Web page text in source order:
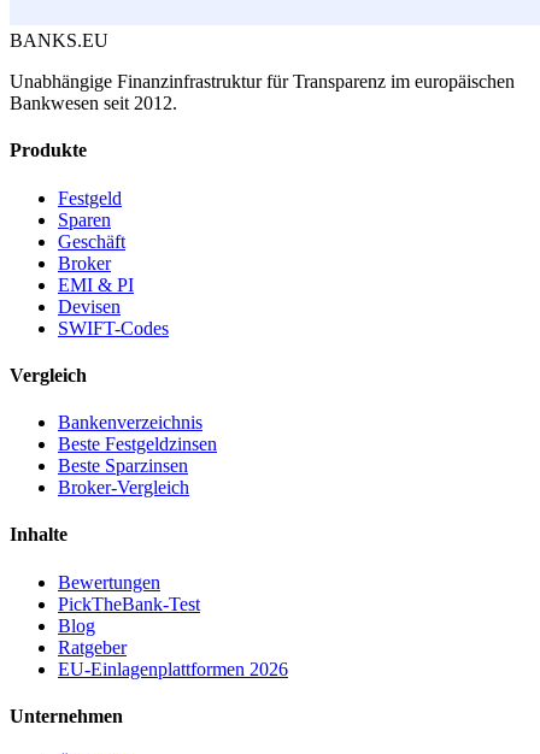
BANKS.EU
Unabhängige Finanzinfrastruktur für Transparenz im europäischen
Bankwesen seit 2012.
Produkte
Festgeld
Sparen
Geschäft
Broker
EMI & PI
Devisen
SWIFT-Codes
Vergleich
Bankenverzeichnis
Beste Festgeldzinsen
Beste Sparzinsen
Broker-Vergleich
Inhalte
Bewertungen
PickTheBank-Test
Blog
Ratgeber
EU-Einlagenplattformen 2026
Unternehmen